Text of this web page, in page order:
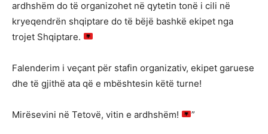
ardhshëm do të organizohet në qytetin tonë i cili në
kryeqendrën shqiptare do të bëjë bashkë ekipet nga
trojet Shqiptare.
Falenderim i veçant për stafin organizativ, ekipet garuese
dhe të gjithë ata që e mbështesin këtë turne!
Mirësevini në Tetovë, vitin e ardhshëm! ”